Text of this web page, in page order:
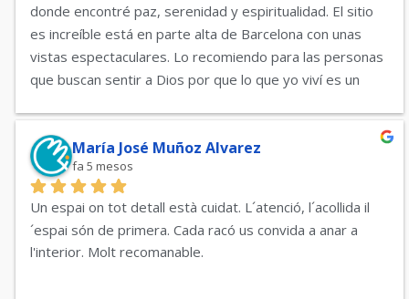
donde encontré paz, serenidad y espiritualidad. El sitio
es increíble está en parte alta de Barcelona con unas
vistas espectaculares. Lo recomiendo para las personas
que buscan sentir a Dios por que lo que yo viví es un
María José Muñoz Alvarez
fa 5 mesos
Un espai on tot detall està cuidat. L´atenció, l´acollida il
´espai són de primera. Cada racó us convida a anar a
l'interior. Molt recomanable.